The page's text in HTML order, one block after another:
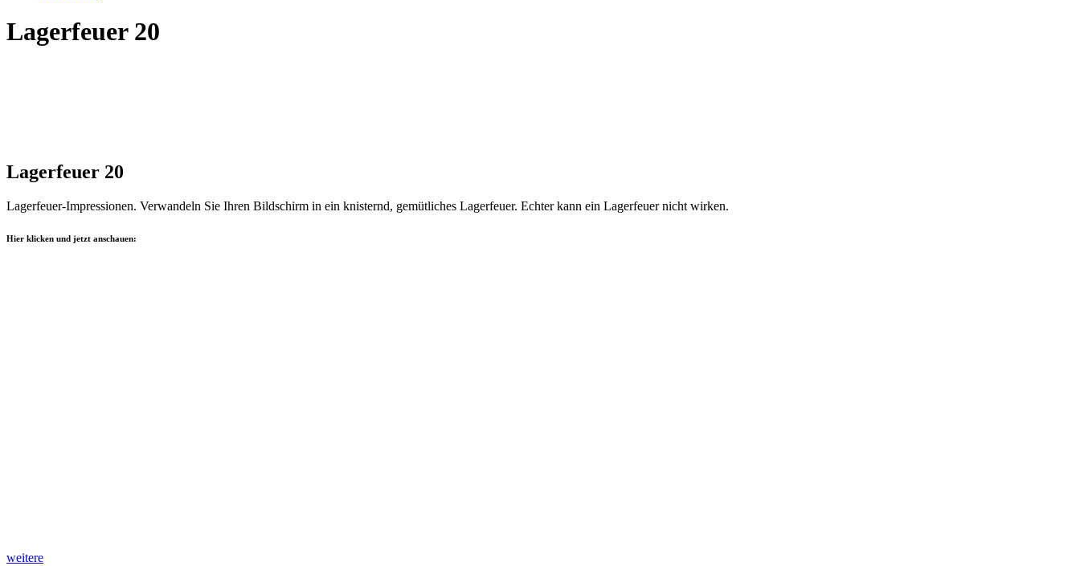
Lagerfeuer 20
Lagerfeuer 20
Lagerfeuer-Impressionen. Verwandeln Sie Ihren Bildschirm in ein knisternd, gemütliches Lagerfeuer. Echter kann ein Lagerfeuer nicht wirken.
Hier klicken und jetzt anschauen:
weitere